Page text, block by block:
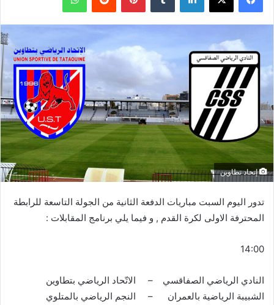
إتحاد تطاوين
تدور اليوم السبت مباريات الدفعة الثانية من الجولة التاسعة للرابطة
المحترفة الاولى لكرة القدم , و فيما يلي برنامج المقابلات :
14:00
النادي الرياضي الصفاقسي – الاتّحاد الرياضي بتطاوين
الشبيبة الرياضية بالعمران – النجم الرياضي بالمتلوي